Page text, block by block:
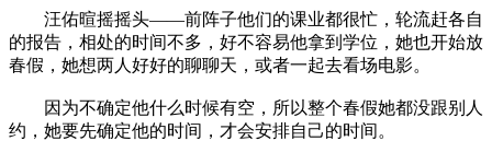
汪佑暄摇摇头——前阵子他们的课业都很忙，轮流赶各自
的报告，相处的时间不多，好不容易他拿到学位，她也开始放
春假，她想两人好好的聊聊天，或者一起去看场电影。
因为不确定他什么时候有空，所以整个春假她都没跟别人
约，她要先确定他的时间，才会安排自己的时间。